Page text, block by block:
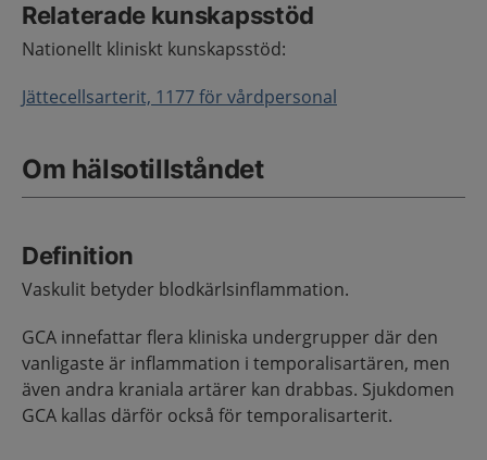
Relaterade kunskapsstöd
Nationellt kliniskt kunskapsstöd:
Jättecellsarterit, 1177 för vårdpersonal
Om hälsotillståndet
Definition
Vaskulit betyder blodkärlsinflammation.
GCA innefattar flera kliniska undergrupper där den
vanligaste är inflammation i temporalisartären, men
även andra kraniala artärer kan drabbas. Sjukdomen
GCA kallas därför också för temporalisarterit.